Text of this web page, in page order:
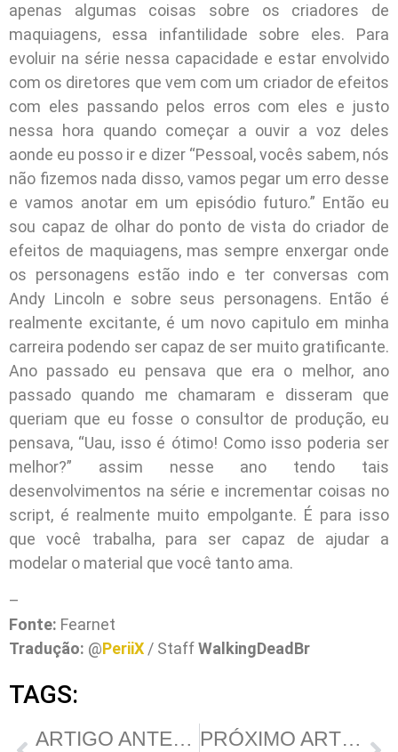
apenas algumas coisas sobre os criadores de
maquiagens, essa infantilidade sobre eles. Para
evoluir na série nessa capacidade e estar envolvido
com os diretores que vem com um criador de efeitos
com eles passando pelos erros com eles e justo
nessa hora quando começar a ouvir a voz deles
aonde eu posso ir e dizer “Pessoal, vocês sabem, nós
não fizemos nada disso, vamos pegar um erro desse
e vamos anotar em um episódio futuro.” Então eu
sou capaz de olhar do ponto de vista do criador de
efeitos de maquiagens, mas sempre enxergar onde
os personagens estão indo e ter conversas com
Andy Lincoln e sobre seus personagens. Então é
realmente excitante, é um novo capitulo em minha
carreira podendo ser capaz de ser muito gratificante.
Ano passado eu pensava que era o melhor, ano
passado quando me chamaram e disseram que
queriam que eu fosse o consultor de produção, eu
pensava, “Uau, isso é ótimo! Como isso poderia ser
melhor?” assim nesse ano tendo tais
desenvolvimentos na série e incrementar coisas no
script, é realmente muito empolgante. É para isso
que você trabalha, para ser capaz de ajudar a
modelar o material que você tanto ama.
–
Fonte: Fearnet
Tradução: @PeriiX / StaffWalkingDeadBr
TAGS:
ARTIGO ANTERIOR PRÓXIMO ARTIGO